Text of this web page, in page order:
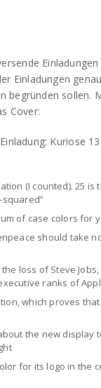
Einladungen
begründen sollen.
Cover:
(I counted). 25
squared”
of case colors for
should take
loss of Steve Jobs,
ranks of
which proves
the new display
for its logo in the